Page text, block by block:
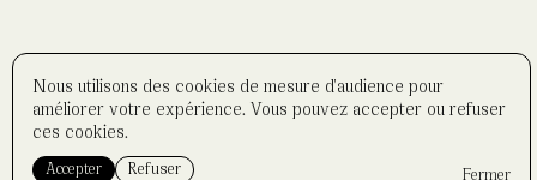
Politique de confidentialité
Mentions légales
Nous utilisons des cookies de mesure d'audience pour
améliorer votre expérience. Vous pouvez accepter ou refuser
ces cookies.
Accepter Refuser Fermer